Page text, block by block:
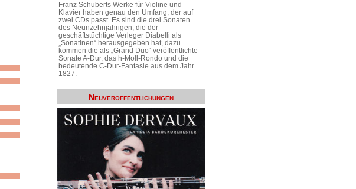
Franz Schuberts Werke für Violine und
Klavier haben genau den Umfang, der auf
zwei CDs passt. Es sind die drei Sonaten
des Neunzehnjährigen, die der
geschäftstüchtige Verleger Diabelli als
„Sonatinen“ herausgegeben hat, dazu
kommen die als „Grand Duo“ veröffentlichte
Sonate A-Dur, das h-Moll-Rondo und die
bedeutende C-Dur-Fantasie aus dem Jahr
1827.
Neuveröffentlichungen